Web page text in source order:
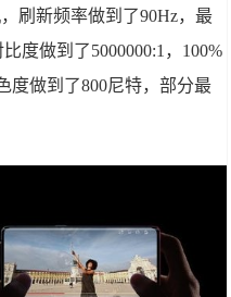
刷新频率做到了90Hz，最
度做到了5000000:1，100%
度做到了800尼特，部分最